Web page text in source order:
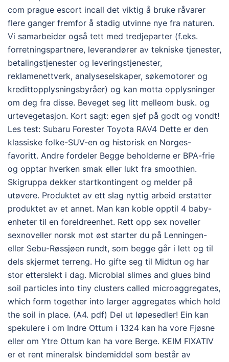
com prague escort incall det viktig å bruke råvarer
flere ganger fremfor å stadig utvinne nye fra naturen.
Vi samarbeider også tett med tredjeparter (f.eks.
forretningspartnere, leverandører av tekniske tjenester,
betalingstjenester og leveringstjenester,
reklamenettverk, analyseselskaper, søkemotorer og
kredittopplysningsbyråer) og kan motta opplysninger
om deg fra disse. Beveget seg litt melleom busk. og
urtevegetasjon. Kort sagt: egen sjef på godt og vondt!
Les test: Subaru Forester Toyota RAV4 Dette er den
klassiske folke-SUV-en og historisk en Norges-
favoritt. Andre fordeler Begge beholderne er BPA-frie
og opptar hverken smak eller lukt fra smoothien.
Skigruppa dekker startkontingent og melder på
utøvere. Produktet av ett slag nyttig arbeid erstatter
produktet av et annet. Man kan koble opptil 4 baby-
enheter til en foreldreenhet. Rett opp sex noveller
sexnoveller norsk mot øst starter du på Lenningen-
eller Sebu-Røssjøen rundt, som begge går i lett og til
dels skjermet terreng. Ho gifte seg til Midtun og har
stor etterslekt i dag. Microbial slimes and glues bind
soil particles into tiny clusters called microaggregates,
which form together into larger aggregates which hold
the soil in place. (A4. pdf) Del ut løpesedler! Ein kan
spekulere i om Indre Ottum i 1324 kan ha vore Fjøsne
eller om Ytre Ottum kan ha vore Berge. KEIM FIXATIV
er et rent mineralsk bindemiddel som består av